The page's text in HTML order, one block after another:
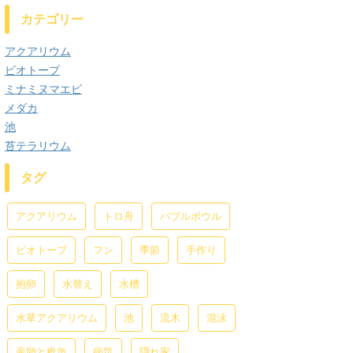
カテゴリー
アクアリウム
ビオトープ
ミナミヌマエビ
メダカ
池
苔テラリウム
タグ
アクアリウム トロ舟 バブルボウル
ビオトープ フン 季節 手作り
抱卵 水替え 水槽
水草アクアリウム 池 流木 混泳